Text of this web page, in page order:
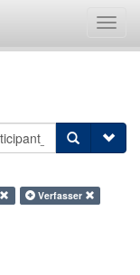
Verfasser